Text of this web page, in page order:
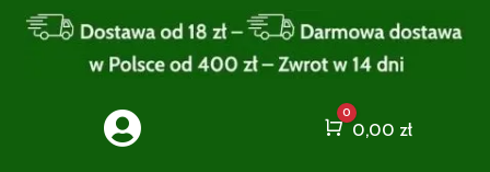
 Cart
0
0,00 zł